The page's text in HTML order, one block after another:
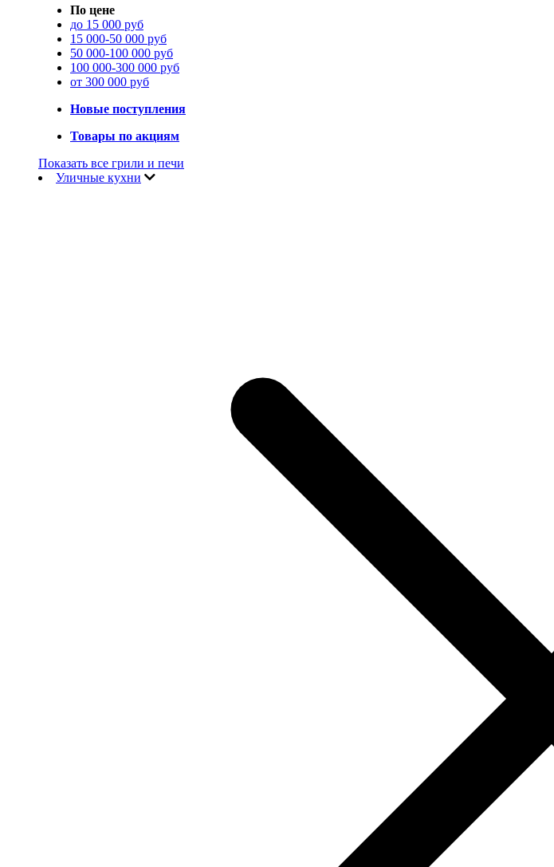
По цене
до 15 000 руб
15 000-50 000 руб
50 000-100 000 руб
100 000-300 000 руб
от 300 000 руб
Новые поступления
Товары по акциям
Показать все грили и печи
Уличные кухни